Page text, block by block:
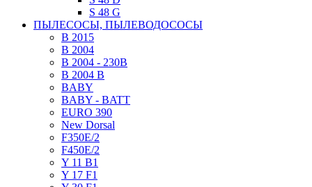
S 48 G
ПЫЛЕСОСЫ, ПЫЛЕВОДОСОСЫ
B 2015
B 2004
B 2004 - 230В
B 2004 B
BABY
BABY - BATT
EURO 390
New Dorsal
F350E/2
F450E/2
Y 11 B1
Y 17 F1